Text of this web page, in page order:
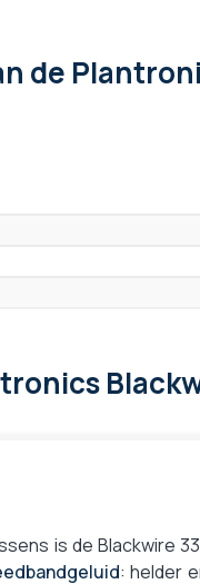
de
is de Blackwire
: helder